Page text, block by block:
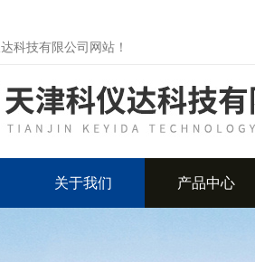
科技有限公司网站！
关于我们 产品中心